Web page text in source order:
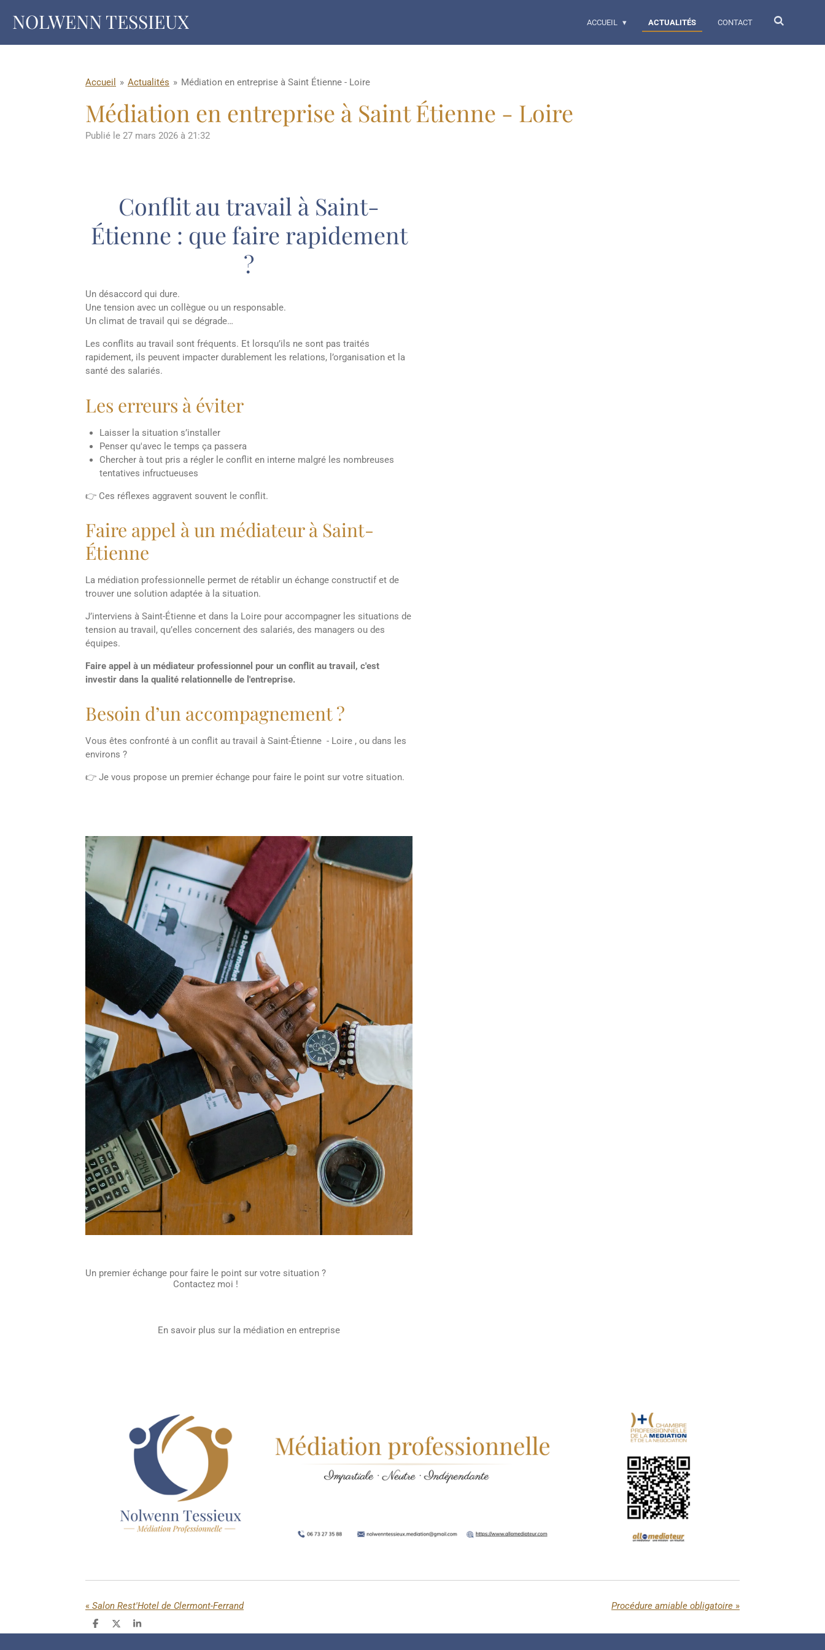
auNOLWENN TESSIEUX ACCUEIL ACTUALITÉS CONTACT
Accueil » Actualités » Médiation en entreprise à Saint Étienne - Loire
Médiation en entreprise à Saint Étienne - Loire
Publié le 27 mars 2026 à 21:32
Conflit au travail à Saint-
Étienne : que faire rapidement
?
Un désaccord qui dure.
Une tension avec un collègue ou un responsable.
Un climat de travail qui se dégrade…
Les conflits au travail sont fréquents. Et lorsqu’ils ne sont pas traités
rapidement, ils peuvent impacter durablement les relations, l’organisation et la
santé des salariés.
Les erreurs à éviter
Laisser la situation s’installer
Penser qu'avec le temps ça passera
Chercher à tout pris a régler le conflit en interne malgré les nombreuses
tentatives infructueuses
👉 Ces réflexes aggravent souvent le conflit.
Faire appel à un médiateur à Saint-
Étienne
La médiation professionnelle permet de rétablir un échange constructif et de
trouver une solution adaptée à la situation.
J’interviens à Saint-Étienne et dans la Loire pour accompagner les situations de
tension au travail, qu’elles concernent des salariés, des managers ou des
équipes.
Faire appel à un médiateur professionnel pour un conflit au travail, c'est
investir dans la qualité relationnelle de l'entreprise.
Besoin d’un accompagnement ?
Vous êtes confronté à un conflit au travail à Saint-Étienne - Loire , ou dans les
environs ?
👉 Je vous propose un premier échange pour faire le point sur votre situation.
Un premier échange pour faire le point sur votre situation ?
Contactez moi !
En savoir plus sur la médiation en entreprise
« Salon Rest'Hotel de Clermont-Ferrand Procédure amiable obligatoire »
P
a
P
a
P
a